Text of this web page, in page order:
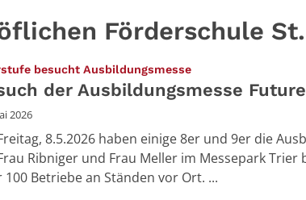
Förderschule
besucht Ausbildungsmesse:
der Ausbildungsmesse Future
2026
8.5.2026 haben einige 8er und 9er die
Ribniger und Frau Meller im Messepark Trier
100 Betriebe an Ständen vor Ort. ...